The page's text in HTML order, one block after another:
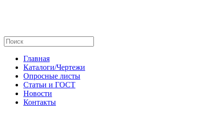
Главная
Каталоги/Чертежи
Опросные листы
Статьи и ГОСТ
Новости
Контакты